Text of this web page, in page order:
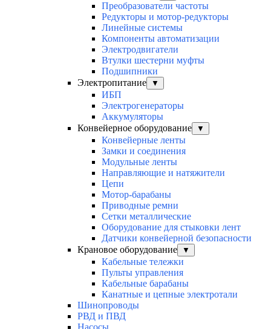
Преобразователи частоты
Редукторы и мотор-редукторы
Линейные системы
Компоненты автоматизации
Электродвигатели
Втулки шестерни муфты
Подшипники
Электропитание
▼
ИБП
Электрогенераторы
Аккумуляторы
Конвейерное оборудование
▼
Конвейерные ленты
Замки и соединения
Модульные ленты
Направляющие и натяжители
Цепи
Мотор-барабаны
Приводные ремни
Сетки металлические
Оборудование для стыковки лент
Датчики конвейерной безопасности
Крановое оборудование
▼
Кабельные тележки
Пульты управления
Кабельные барабаны
Канатные и цепные электротали
Шинопроводы
РВД и ПВД